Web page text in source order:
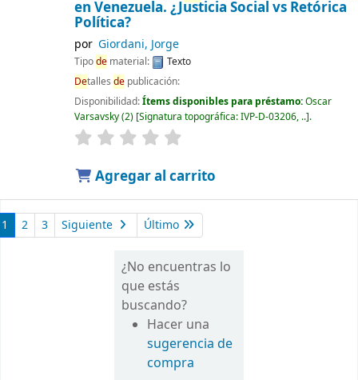
en Venezuela. ¿Justicia Social vs Retórica
Política?
por Giordani, Jorge
Tipodematerial:
Texto
Detalles depublicación:
Disponibilidad:Ítems disponibles para préstamo:Oscar
Varsavsky(2) Signatura topográfica:IVP-D-03206, .. .
Agregar al carrito
1 2 3 Siguiente Último
¿No encuentras lo
que estás
buscando?
Hacer una
sugerencia de
compra